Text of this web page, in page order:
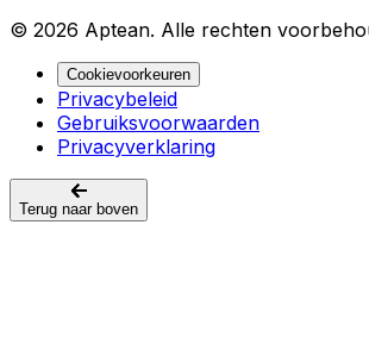
© 2026 Aptean. Alle rechten
Cookievoorkeuren
Privacybeleid
Gebruiksvoorwaarden
Privacyverklaring
Terug naar boven